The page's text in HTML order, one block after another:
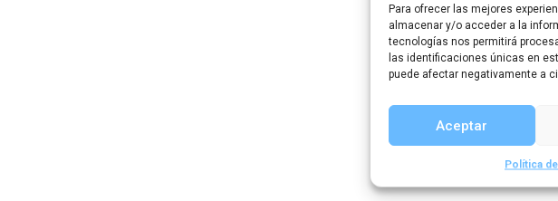
Para ofrecer las mejores
almacenar y/o acceder a la
tecnologías nos permitirá
las identificaciones únicas en
puede afectar negativamente a
Aceptar
Política